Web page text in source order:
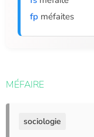
fp méfaites
MÉFAIRE
sociologie